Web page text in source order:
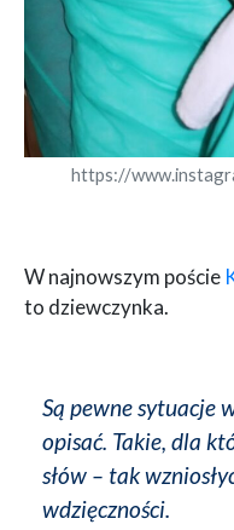
https://
W najnowszym poście
to dziewczynka.
Są pewne sytuacje
opisać. Takie, dla
słów – tak
wdzięczności.